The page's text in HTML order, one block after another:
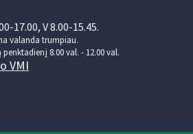
17.00, V 8.00-15.45.
valanda trumpiau.
8.00 val. - 12.00 val.
VMI